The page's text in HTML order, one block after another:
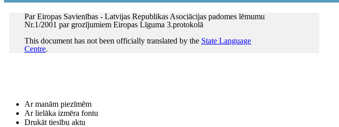
Par Eiropas Savienības - Latvijas Republikas Asociācijas padomes lēmumu
Nr.1/2001 par grozījumiem Eiropas Līguma 3.protokolā
This document has not been officially translated by the State Language
Centre.
Ar manām piezīmēm
Ar lielāka izmēra fontu
Drukāt tiesību aktu